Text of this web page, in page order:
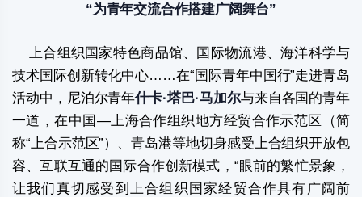
“为青年交流合作搭建广阔舞台”
上合组织国家特色商品馆、国际物流港、海洋科学与
技术国际创新转化中心……在“国际青年中国行”走进青岛
活动中，尼泊尔青年什卡·塔巴·马加尔与来自各国的青年
一道，在中国—上海合作组织地方经贸合作示范区（简
称“上合示范区”）、青岛港等地切身感受上合组织开放包
容、互联互通的国际合作创新模式，“眼前的繁忙景象，
让我们真切感受到上合组织国家经贸合作具有广阔前